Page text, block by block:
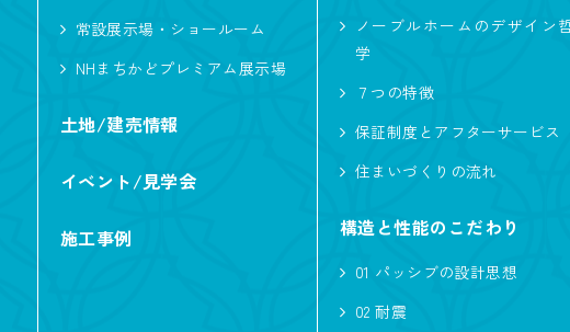
アウトドア・レジャー
二の字キッチン
オリジナルフロア
吹き抜けのある家
シニアにやさしい
ノーブルタイル
常設展示場・ショールーム
NHまちかどプレミアム展示場
土地/建売情報
イベント/見学会
施工事例
ノーブルホームのデザイン
学
７つの特徴
保証制度とアフターサービス
住まいづくりの流れ
構造と性能のこだわり
01 パッシブの設計思想
02 耐震